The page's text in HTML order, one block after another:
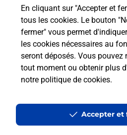
En cliquant sur "Accepter et
tous les cookies. Le bouton
fermer" vous permet
les cookies nécessaires au
seront déposés. Vous pouvez
tout moment ou obtenir plus
notre politique de cookies.
Accepter et
SUR MER LITTORAL
les solutions proposées par
En savoir plus